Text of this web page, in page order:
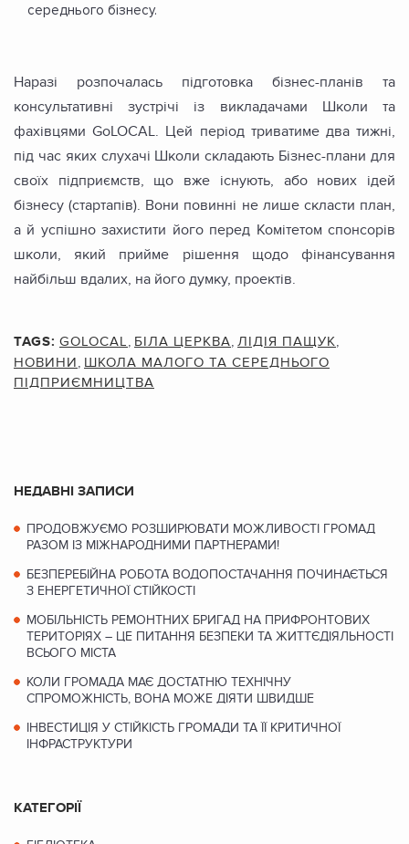
середнього бізнесу.
Наразі розпочалась підготовка бізнес-планів та
консультативні зустрічі із викладачами Школи та
фахівцями GoLOCAL. Цей період триватиме два тижні,
під час яких слухачі Школи складають Бізнес-плани для
своїх підприємств, що вже існують, або нових ідей
бізнесу (стартапів). Вони повинні не лише скласти план,
а й успішно захистити його перед Комітетом спонсорів
школи, який прийме рішення щодо фінансування
найбільш вдалих, на його думку, проектів.
TAGS: GOLOCAL БІЛА ЦЕРКВА ЛІДІЯ ПАЩУК
НОВИНИ ШКОЛА МАЛОГО ТА СЕРЕДНЬОГО
ПІДПРИЄМНИЦТВА
НЕДАВНІ ЗАПИСИ
ПРОДОВЖУЄМО РОЗШИРЮВАТИ МОЖЛИВОСТІ ГРОМАД
РАЗОМ ІЗ МІЖНАРОДНИМИ ПАРТНЕРАМИ!
БЕЗПЕРЕБІЙНА РОБОТА ВОДОПОСТАЧАННЯ ПОЧИНАЄТЬСЯ
З ЕНЕРГЕТИЧНОЇ СТІЙКОСТІ
МОБІЛЬНІСТЬ РЕМОНТНИХ БРИГАД НА ПРИФРОНТОВИХ
ТЕРИТОРІЯХ – ЦЕ ПИТАННЯ БЕЗПЕКИ ТА ЖИТТЄДІЯЛЬНОСТІ
ВСЬОГО МІСТА
КОЛИ ГРОМАДА МАЄ ДОСТАТНЮ ТЕХНІЧНУ
СПРОМОЖНІСТЬ, ВОНА МОЖЕ ДІЯТИ ШВИДШЕ
ІНВЕСТИЦІЯ У СТІЙКІСТЬ ГРОМАДИ ТА ЇЇ КРИТИЧНОЇ
ІНФРАСТРУКТУРИ
КАТЕГОРІЇ